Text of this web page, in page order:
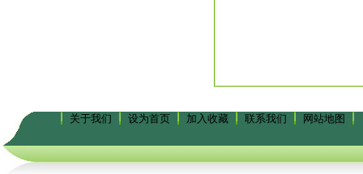
关于我们 设为首页 加入收藏 联系我们 网站地图